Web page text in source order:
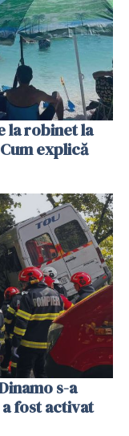
la robinet la
explică
s-a
fost activat